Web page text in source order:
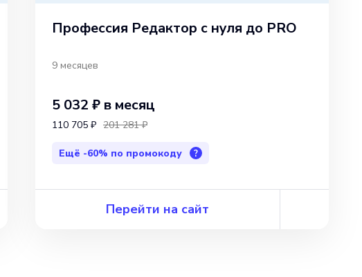
Профессия Редактор с нуля до PRO
9 месяцев
5 032 ₽ в месяц
110 705 ₽ 201 281 ₽
Ещё -60% по промокоду ?
Перейти на сайт